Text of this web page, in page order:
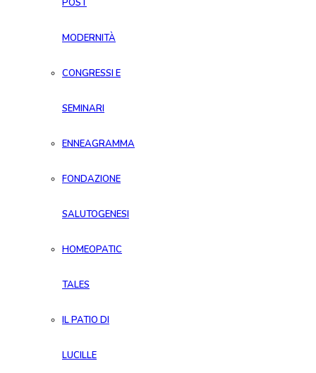
POST
MODERNITÀ
CONGRESSI E
SEMINARI
ENNEAGRAMMA
FONDAZIONE
SALUTOGENESI
HOMEOPATIC
TALES
IL PATIO DI
LUCILLE